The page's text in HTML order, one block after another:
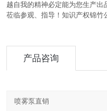
越自我的精神必定能为您生产
莅临参观、指导！知识产权锦竹
产品咨询